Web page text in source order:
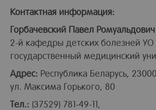
Контактная информация:
Горбачевский Павел Ромуальдович
2-й кафедры детских болезней УО
государственный медицинский
Адрес: Республика Беларусь,
ул. Максима Горького, 80
Тел.: (37529) 781-49-11,